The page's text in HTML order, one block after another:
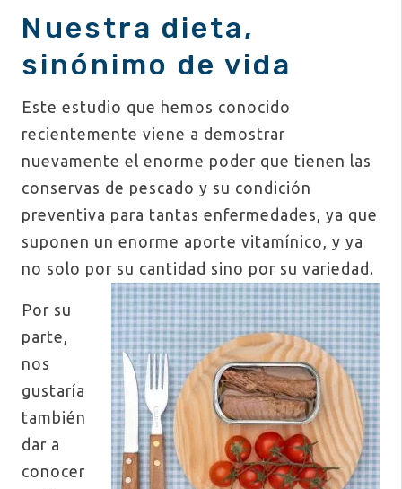
Nuestra dieta,
sinónimo de vida
Este estudio que hemos conocido
recientemente viene a demostrar
nuevamente el enorme poder que tienen las
conservas de pescado y su condición
preventiva para tantas enfermedades, ya que
suponen un enorme aporte vitamínico, y ya
no solo por su cantidad sino por su variedad.
Por su
parte,
nos
gustaría
también
dar a
conocer